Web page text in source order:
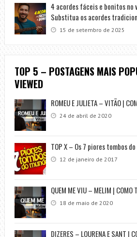
4 acordes fáceis e bonitos no
Substitua os acordes
15 de setembro de 2025
TOP 5 – POSTAGENS MAIS
VIEWED
ROMEU E JULIETA – VITÃO |
24 de abril de 2020
TOP X – Os 7 piores tombos
12 de janeiro de 2017
QUEM ME VIU – MELIM | COMO
18 de maio de 2020
DIZERES – LOURENA E SANT |